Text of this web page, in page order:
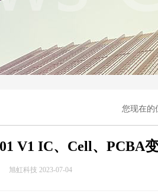
您现在的
V1 IC、Cell、PCBA
旭虹科技 2023-07-04